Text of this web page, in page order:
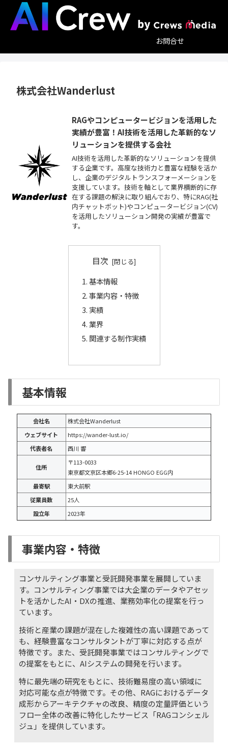
お問合せ
株式会社Wanderlust
RAGやコンピュータービジョンを活用した
実績が豊富！AI技術を活用した革新的なソ
リューションを提供する会社
AI技術を活用した革新的なソリューションを提供
する企業です。高度な技術力と豊富な経験を活か
し、企業のデジタルトランスフォーメーションを
支援しています。技術を軸として業界横断的に存
在する課題の解決に取り組んでおり、特にRAG(社
内チャットボット)やコンピュータービジョン(CV)
を活用したソリューション開発の実績が豊富で
す。
目次
基本情報
事業内容・特徴
実績
業界
関連する制作実績
基本情報
会社名
株式会社Wanderlust
ウェブサイト
https://wander-lust.io/
代表者名
西川 響
住所
〒113-0033
東京都文京区本郷6-25-14 HONGO EGG内
最寄駅
東大前駅
従業員数
25人
設立年
2023年
事業内容・特徴
コンサルティング事業と受託開発事業を展開していま
す。コンサルティング事業では大企業のデータやアセッ
トを活かしたAI・DXの推進、業務効率化の提案を行っ
ています。
技術と産業の課題が混在した複雑性の高い課題であって
も、経験豊富なコンサルタントが丁寧に対応する点が
特徴です。また、受託開発事業ではコンサルティングで
の提案をもとに、AIシステムの開発を行います。
特に最先端の研究をもとに、技術難易度の高い領域に
対応可能な点が特徴です。その他、RAGにおけるデータ
成形からアーキテクチャの改良、精度の定量評価という
フロー全体の改善に特化したサービス「RAGコンシェル
ジュ」を提供しています。